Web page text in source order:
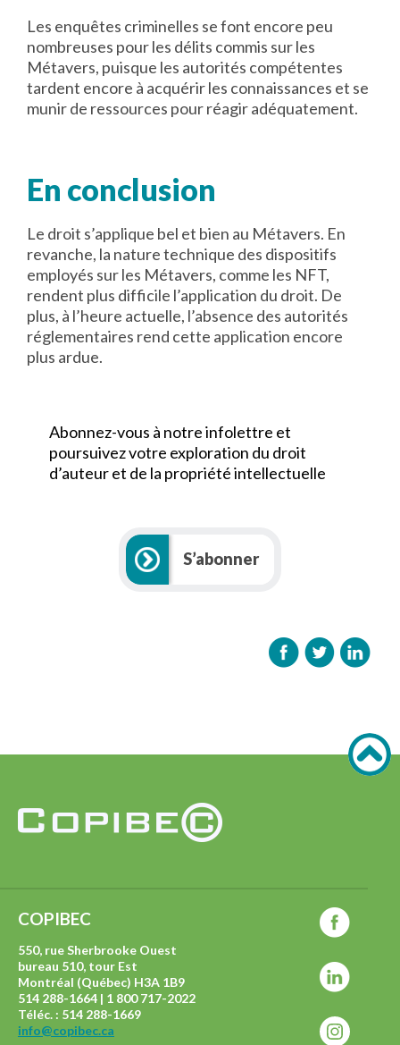
Les enquêtes criminelles se font encore peu
nombreuses pour les délits commis sur les
Métavers, puisque les autorités compétentes
tardent encore à acquérir les connaissances et se
munir de ressources pour réagir adéquatement.
En conclusion
Le droit s’applique bel et bien au Métavers. En
revanche, la nature technique des dispositifs
employés sur les Métavers, comme les NFT,
rendent plus difficile l’application du droit. De
plus, à l’heure actuelle, l’absence des autorités
réglementaires rend cette application encore
plus ardue.
Abonnez-vous à notre infolettre et
poursuivez votre exploration du droit
d’auteur et de la propriété intellectuelle
S’abonner
COPIBEC
550, rue Sherbrooke Ouest
bureau 510, tour Est
Montréal (Québec) H3A 1B9
514 288-1664 | 1 800 717-2022
Téléc. : 514 288-1669
info@copibec.ca